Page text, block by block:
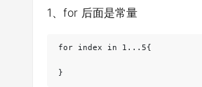
1、for 后面是常量
for index in 1...5{